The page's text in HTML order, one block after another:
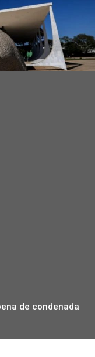
de condenada